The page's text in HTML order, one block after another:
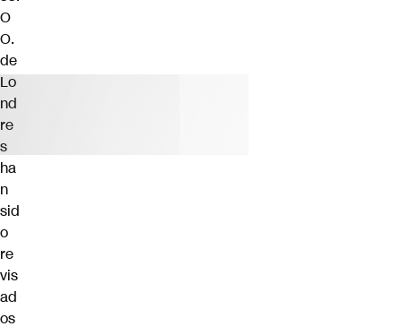
O
O.
de
Lo
nd
re
s
ha
n
sid
o
re
vis
ad
os